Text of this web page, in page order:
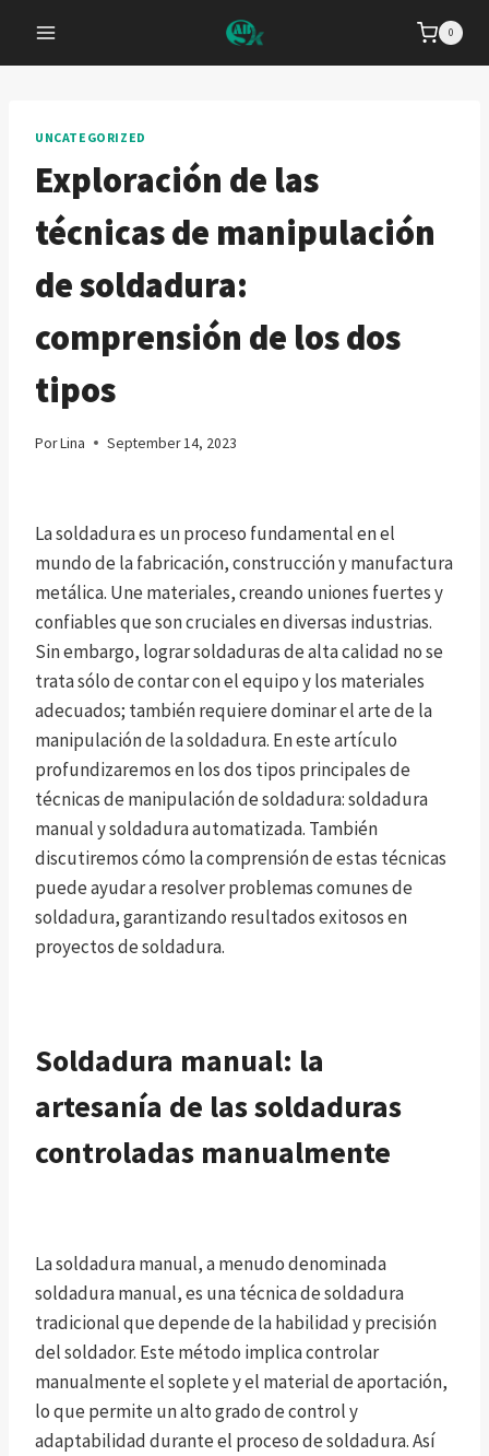
Contenido
0
UNCATEGORIZED
Exploración de las
técnicas de manipulación
de soldadura:
comprensión de los dos
tipos
PorLina September 14, 2023
La soldadura es un proceso fundamental en el
mundo de la fabricación, construcción y manufactura
metálica. Une materiales, creando uniones fuertes y
confiables que son cruciales en diversas industrias.
Sin embargo, lograr soldaduras de alta calidad no se
trata sólo de contar con el equipo y los materiales
adecuados; también requiere dominar el arte de la
manipulación de la soldadura. En este artículo
profundizaremos en los dos tipos principales de
técnicas de manipulación de soldadura: soldadura
manual y soldadura automatizada. También
discutiremos cómo la comprensión de estas técnicas
puede ayudar a resolver problemas comunes de
soldadura, garantizando resultados exitosos en
proyectos de soldadura.
Soldadura manual: la
artesanía de las soldaduras
controladas manualmente
La soldadura manual, a menudo denominada
soldadura manual, es una técnica de soldadura
tradicional que depende de la habilidad y precisión
del soldador. Este método implica controlar
manualmente el soplete y el material de aportación,
lo que permite un alto grado de control y
adaptabilidad durante el proceso de soldadura. Así